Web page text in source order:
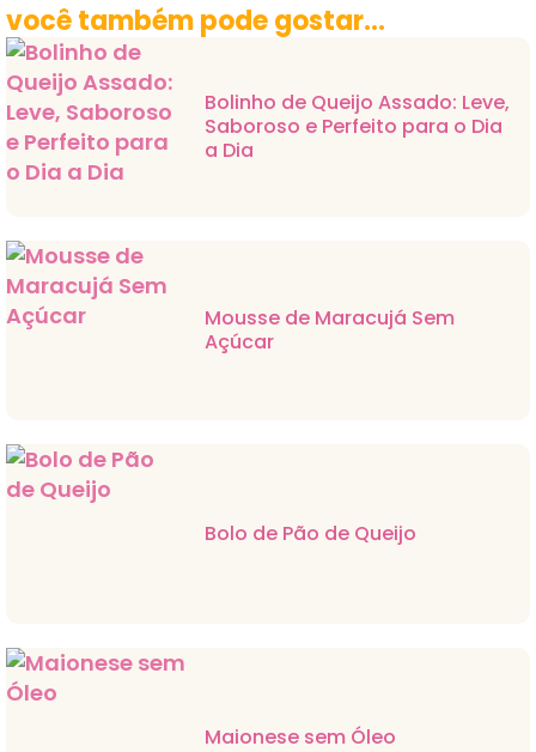
você também pode gostar...
Bolinho de Queijo Assado: Leve,
Saboroso e Perfeito para o Dia
a Dia
Mousse de Maracujá Sem
Açúcar
Bolo de Pão de Queijo
Maionese sem Óleo